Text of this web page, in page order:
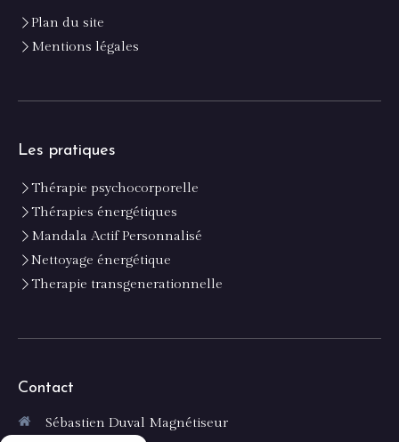
Plan du site
Mentions légales
Les pratiques
Thérapie psychocorporelle
Thérapies énergétiques
Mandala Actif Personnalisé
Nettoyage énergétique
Therapie transgenerationnelle
Contact
Sébastien Duval Magnétiseur